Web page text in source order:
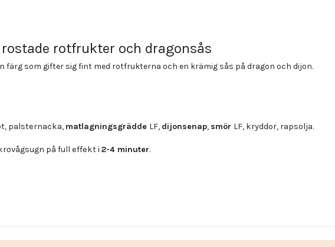
rotfrukter och dragonsås
som gifter sig fint med rotfrukterna och en krämig sås på dragon och dijon.
palsternacka, matlagningsgrädde LF, dijonsenap, smör LF, kryddor, rapsolja.
på full effekt i 2-4 minuter.